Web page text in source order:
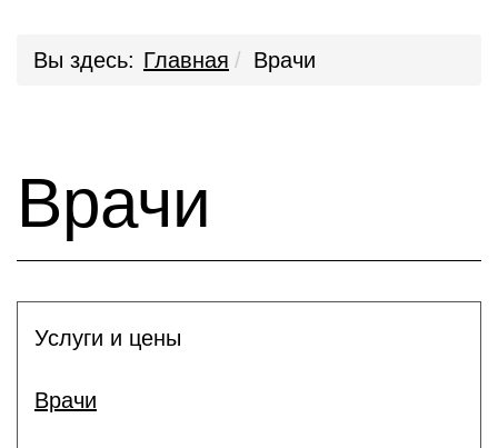
Вы здесь: Главная Врачи
Врачи
Услуги и цены
Врачи